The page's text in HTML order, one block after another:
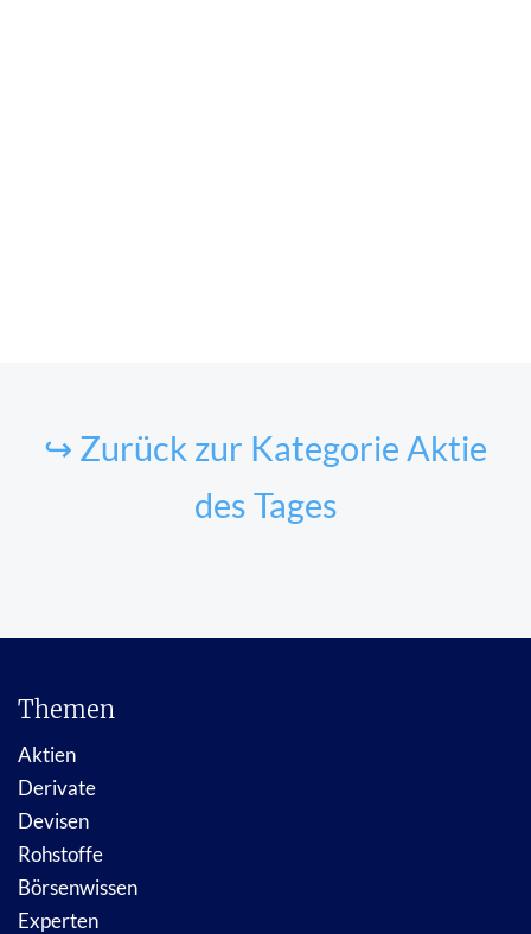
↪ Zurück zur Kategorie Aktie
des Tages
Themen
Aktien
Derivate
Devisen
Rohstoffe
Börsenwissen
Experten